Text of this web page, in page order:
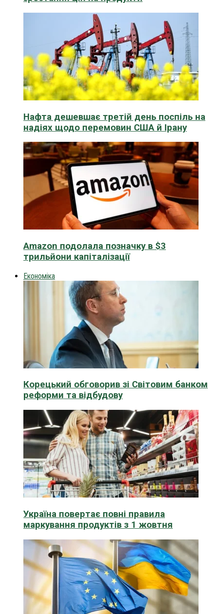
Нафта дешевшає третій день поспіль на
надіях щодо перемовин США й Ірану
Amazon подолала позначку в $3
трильйони капіталізації
Економіка
Корецький обговорив зі Світовим банком
реформи та відбудову
Україна повертає повні правила
маркування продуктів з 1 жовтня